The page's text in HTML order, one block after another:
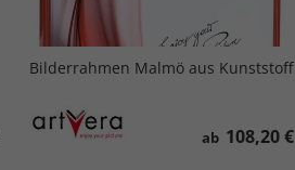
Bilderrahmen Malmö aus Kunststoff
ab 108,20 €